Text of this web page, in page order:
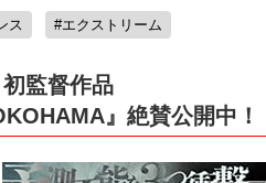
ス #エクストリーム
監督作品
』絶賛公開中！